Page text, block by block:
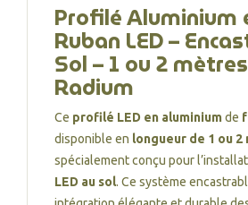
Profilé Aluminium
Ruban LED –
Sol – 1 ou 2
Radium
Ce profilé LED en aluminiumde
disponible en longueur de 1 ou 2
spécialement conçu pour
LED au sol. Ce système